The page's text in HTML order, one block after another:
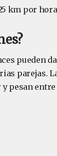
km por
pueden
parejas.
pesan entre